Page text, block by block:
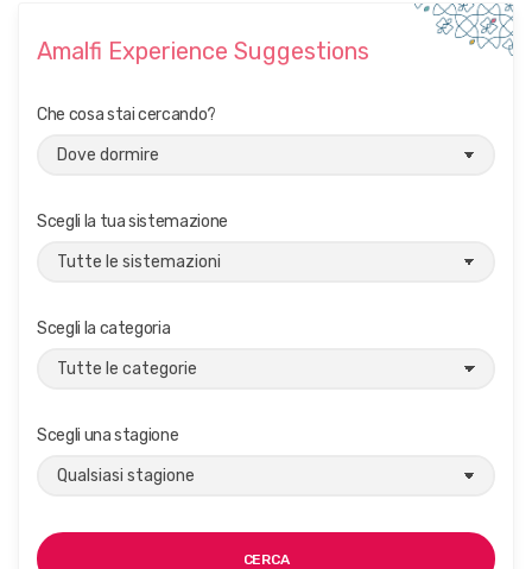
Amalfi Experience Suggestions
Che cosa stai cercando?
Scegli la tua sistemazione
Scegli la categoria
Scegli una stagione
CERCA